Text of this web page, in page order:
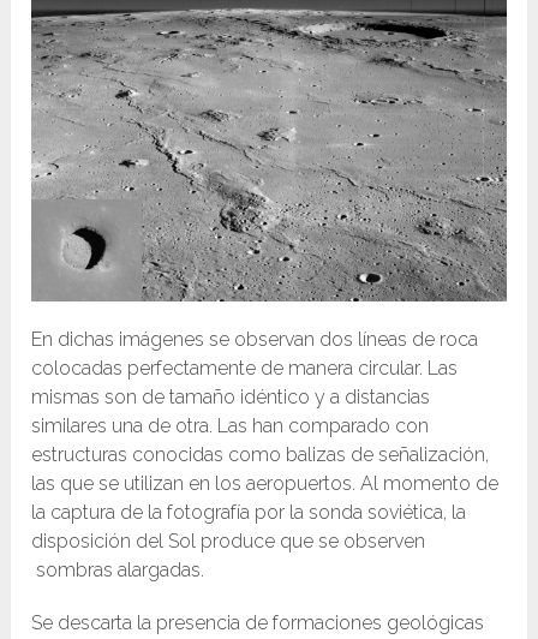
En dichas imágenes se observan dos líneas de roca
colocadas perfectamente de manera circular. Las
mismas son de tamaño idéntico y a distancias
similares una de otra. Las han comparado con
estructuras conocidas como balizas de señalización,
las que se utilizan en los aeropuertos. Al momento de
la captura de la fotografía por la sonda soviética, la
disposición del Sol produce que se observen
sombras alargadas.
Se descarta la presencia de formaciones geológicas